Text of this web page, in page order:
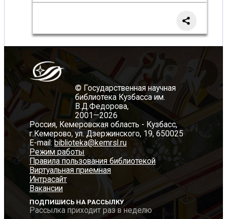
© Государственная научная
библиотека Кузбасса им.
В.Д.Федорова,
2001—2026
Россия, Кемеровская область - Кузбасс,
г.Кемерово, ул. Дзержинского, 19, 650025
E-mail: biblioteka@kemrsl.ru
Режим работы
Правила пользования библиотекой
Виртуальная приемная
Интрасайт
Вакансии
ПОДПИШИСЬ НА РАССЫЛКУ
Рассылка приходит раз в неделю